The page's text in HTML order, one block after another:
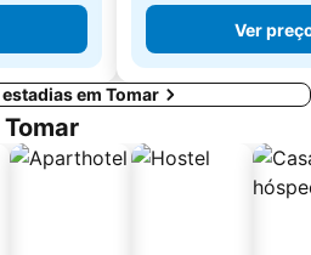
De
€ 65 Ver
em Tomar